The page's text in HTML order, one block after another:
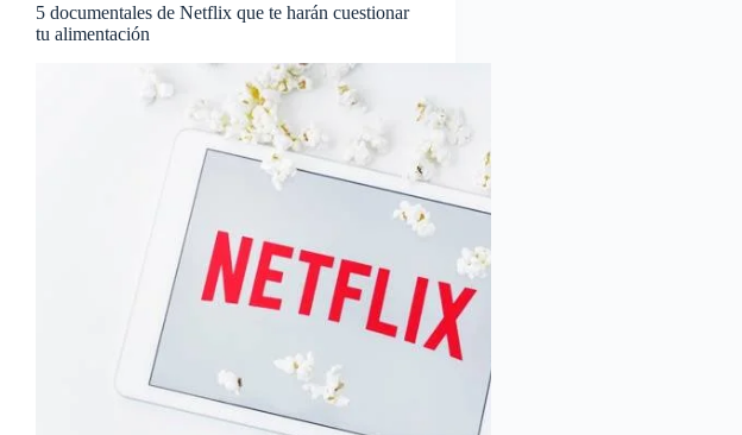
5 documentales de Netflix que te harán cuestionar
tu alimentación